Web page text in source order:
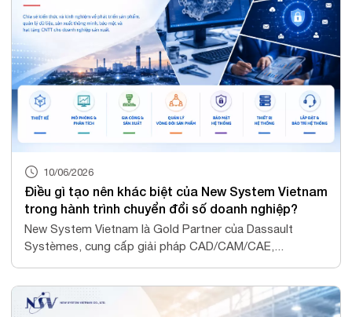
10/06/2026
Điều gì tạo nên khác biệt của New System Vietnam
trong hành trình chuyển đổi số doanh nghiệp?
New System Vietnam là Gold Partner của Dassault
Systèmes, cung cấp giải pháp CAD/CAM/CAE,...